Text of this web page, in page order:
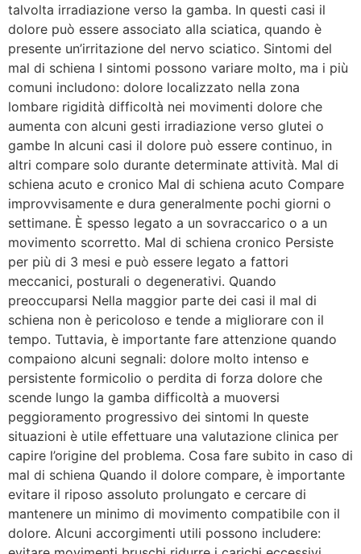
talvolta irradiazione verso la gamba. In questi casi il
dolore può essere associato alla sciatica, quando è
presente un’irritazione del nervo sciatico. Sintomi del
mal di schiena I sintomi possono variare molto, ma i più
comuni includono: dolore localizzato nella zona
lombare rigidità difficoltà nei movimenti dolore che
aumenta con alcuni gesti irradiazione verso glutei o
gambe In alcuni casi il dolore può essere continuo, in
altri compare solo durante determinate attività. Mal di
schiena acuto e cronico Mal di schiena acuto Compare
improvvisamente e dura generalmente pochi giorni o
settimane. È spesso legato a un sovraccarico o a un
movimento scorretto. Mal di schiena cronico Persiste
per più di 3 mesi e può essere legato a fattori
meccanici, posturali o degenerativi. Quando
preoccuparsi Nella maggior parte dei casi il mal di
schiena non è pericoloso e tende a migliorare con il
tempo. Tuttavia, è importante fare attenzione quando
compaiono alcuni segnali: dolore molto intenso e
persistente formicolio o perdita di forza dolore che
scende lungo la gamba difficoltà a muoversi
peggioramento progressivo dei sintomi In queste
situazioni è utile effettuare una valutazione clinica per
capire l’origine del problema. Cosa fare subito in caso di
mal di schiena Quando il dolore compare, è importante
evitare il riposo assoluto prolungato e cercare di
mantenere un minimo di movimento compatibile con il
dolore. Alcuni accorgimenti utili possono includere: